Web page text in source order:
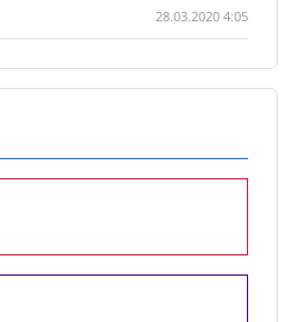
28.03.2020 4:05